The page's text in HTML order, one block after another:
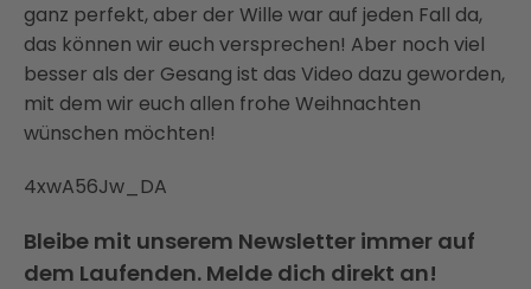
ganz perfekt, aber der Wille war auf jeden Fall da,
das können wir euch versprechen! Aber noch viel
besser als der Gesang ist das Video dazu geworden,
mit dem wir euch allen frohe Weihnachten
wünschen möchten!
4xwA56Jw_DA
Bleibe mit unserem Newsletter immer auf
dem Laufenden. Melde dich direkt an!